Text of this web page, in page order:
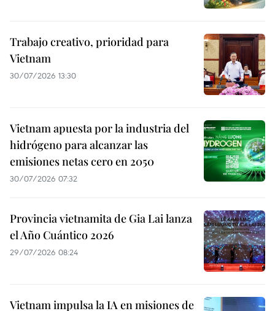
Trabajo creativo, prioridad para
Vietnam
30/07/2026 13:30
Vietnam apuesta por la industria del
hidrógeno para alcanzar las
emisiones netas cero en 2050
30/07/2026 07:32
Provincia vietnamita de Gia Lai lanza
el Año Cuántico 2026
29/07/2026 08:24
Vietnam impulsa la IA en misiones de